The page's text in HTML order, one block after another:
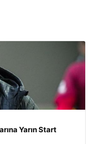
Yarın Start